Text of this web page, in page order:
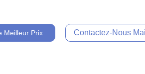
Meilleur Prix Contactez-Nous